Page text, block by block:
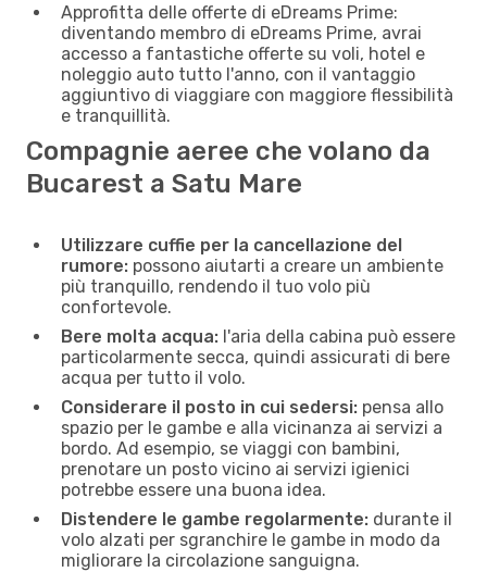
Approfitta delle offerte di eDreams Prime:
diventando membro di eDreams Prime, avrai
accesso a fantastiche offerte su voli, hotel e
noleggio auto tutto l'anno, con il vantaggio
aggiuntivo di viaggiare con maggiore flessibilità
e tranquillità.
Compagnie aeree che volano da
Bucarest a Satu Mare
Utilizzare cuffie per la cancellazione del
rumore: possono aiutarti a creare un ambiente
più tranquillo, rendendo il tuo volo più
confortevole.
Bere molta acqua: l'aria della cabina può essere
particolarmente secca, quindi assicurati di bere
acqua per tutto il volo.
Considerare il posto in cui sedersi: pensa allo
spazio per le gambe e alla vicinanza ai servizi a
bordo. Ad esempio, se viaggi con bambini,
prenotare un posto vicino ai servizi igienici
potrebbe essere una buona idea.
Distendere le gambe regolarmente: durante il
volo alzati per sgranchire le gambe in modo da
migliorare la circolazione sanguigna.